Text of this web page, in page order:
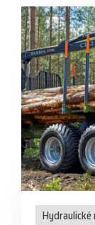
Hydraulické